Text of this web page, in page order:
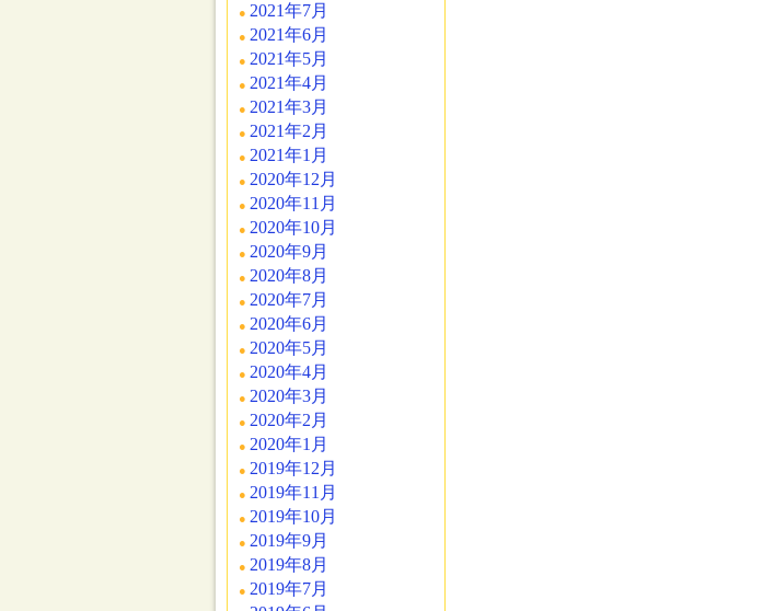
2021年7月
2021年6月
2021年5月
2021年4月
2021年3月
2021年2月
2021年1月
2020年12月
2020年11月
2020年10月
2020年9月
2020年8月
2020年7月
2020年6月
2020年5月
2020年4月
2020年3月
2020年2月
2020年1月
2019年12月
2019年11月
2019年10月
2019年9月
2019年8月
2019年7月